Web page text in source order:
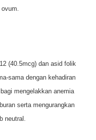
(40.5mcg) dan asid folik
sama dengan kehadiran
mengelakkan anemia
serta mengurangkan
neutral.